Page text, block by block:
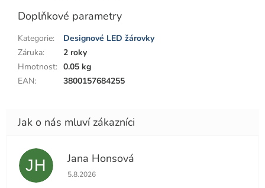
Doplňkové parametry
Kategorie:
Designové LED žárovky
Záruka:
2 roky
Hmotnost: 0.05 kg
EAN: 3800157684255
JH Jana Honsová
Hodnocení obchodu je 5 z 5 hvězdiček.
5.8.2026